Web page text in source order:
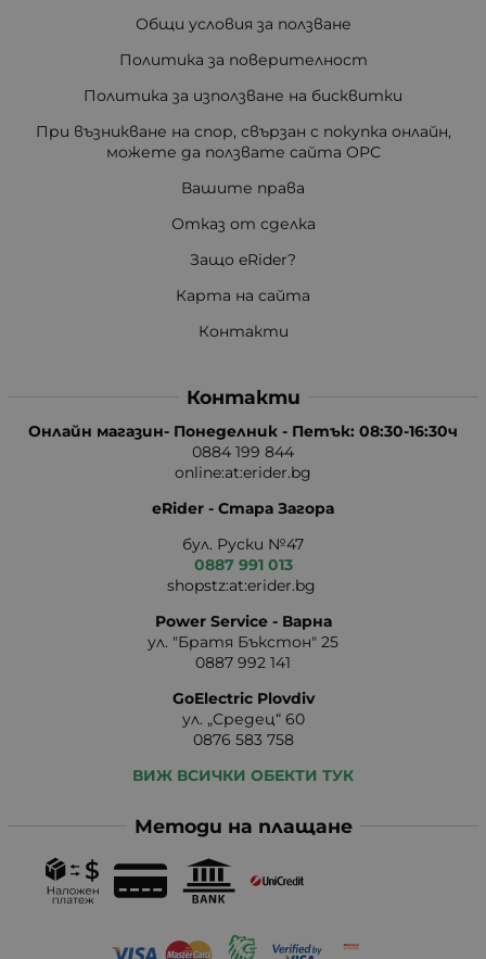
Общи условия за ползване
Политика за поверителност
Политика за използване на бисквитки
При възникване на спор, свързан с покупка онлайн,
можете да ползвате сайта ОРС
Вашите права
Отказ от сделка
Защо eRider?
Карта на сайта
Контакти
Контакти
Онлайн магазин- Понеделник - Петък: 08:30-16:30ч
0884 199 844
online:at:erider.bg
eRider - Стара Загора
бул. Руски №47
0887 991 013
shopstz:at:erider.bg
Power Service - Варна
ул. "Братя Бъкстон" 25
0887 992 141
GoElectric Plovdiv
ул. „Средец“ 60
0876 583 758
ВИЖ ВСИЧКИ ОБЕКТИ ТУК
Методи на плащане